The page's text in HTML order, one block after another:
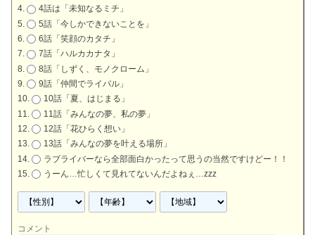
4話は「未知なるミチ」
5話「今しかできないことを」
6話「笑顔のカタチ」
7話「ハルカカナタ」
8話「しずく、モノクローム」
9話「仲間でライバル」
10話「夏、はじまる」
11話「みんなの夢、私の夢」
12話「花ひらく想い」
13話「みんなの夢を叶える場所」
ラブライバーなら全部面白かったって思うの当然ですけどー！！
うーん…忙しくて見れてないんだよねぇ…zzz
コメント